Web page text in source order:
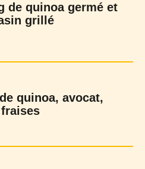
de quinoa germé et
grillé
quinoa, avocat,